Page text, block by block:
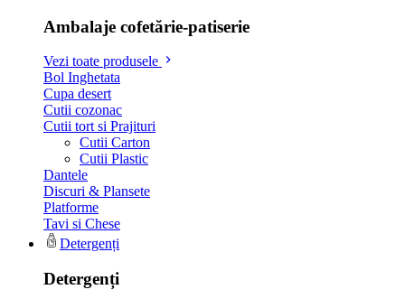
Ambalaje cofetărie-patiserie
Vezi toate produsele
Bol Inghetata
Cupa desert
Cutii cozonac
Cutii tort si Prajituri
Cutii Carton
Cutii Plastic
Dantele
Discuri & Plansete
Platforme
Tavi si Chese
Detergenți
Detergenți